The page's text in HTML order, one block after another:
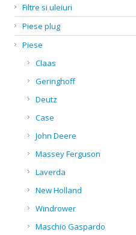
Filtre si uleiuri
Piese plug
Piese
Claas
Geringhoff
Deutz
Case
John Deere
Massey Ferguson
Laverda
New Holland
Windrower
Maschio Gaspardo